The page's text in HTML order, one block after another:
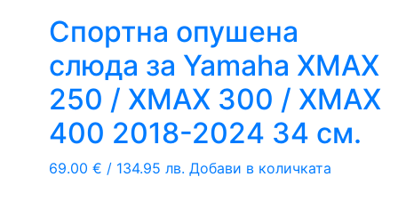
Спортна опушена
слюда за Yamaha XMAX
250 / XMAX 300 / XMAX
400 2018-2024 34 см.
69.00 € / 134.95 лв. Добави в количката